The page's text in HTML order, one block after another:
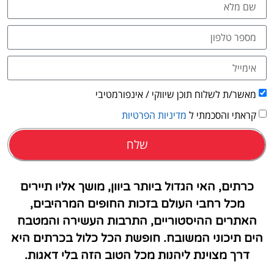
מאשר/ת לשלוח תוכן שיווקי / אינפורמטיבי
קראתי והסכמתי ל מדיניות הפרטיות
שלח
כרתים, האי הגדול ביותר ביוון, מושך אליו תיירים
מכל רחבי העולם בזכות החופים המרהיבים,
האתרים ההיסטוריים, התרבות העשירה והמטבח
הים תיכוני המשובח. חופשת הכל כלול בכרתים היא
דרך מצוינת ליהנות מכל הטוב הזה בלי דאגות.